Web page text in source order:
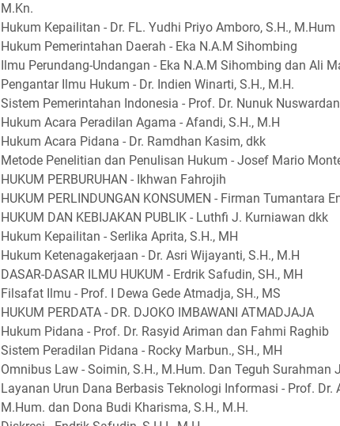
M.Kn.
Hukum Kepailitan - Dr. FL. Yudhi Priyo Amboro, S.H., M.Hum
Hukum Pemerintahan Daerah - Eka N.A.M Sihombing
Ilmu Perundang-Undangan - Eka N.A.M Sihombing dan Ali
Pengantar Ilmu Hukum - Dr. Indien Winarti, S.H., M.H.
Sistem Pemerintahan Indonesia - Prof. Dr. Nunuk
Hukum Acara Peradilan Agama - Afandi, S.H., M.H
Hukum Acara Pidana - Dr. Ramdhan Kasim, dkk
Metode Penelitian dan Penulisan Hukum - Josef Mario
HUKUM PERBURUHAN - Ikhwan Fahrojih
HUKUM PERLINDUNGAN KONSUMEN - Firman Tumantara
HUKUM DAN KEBIJAKAN PUBLIK - Luthfi J. Kurniawan dkk
Hukum Kepailitan - Serlika Aprita, S.H., MH
Hukum Ketenagakerjaan - Dr. Asri Wijayanti, S.H., M.H
DASAR-DASAR ILMU HUKUM - Erdrik Safudin, SH., MH
Filsafat Ilmu - Prof. I Dewa Gede Atmadja, SH., MS
HUKUM PERDATA - DR. DJOKO IMBAWANI ATMADJAJA
Hukum Pidana - Prof. Dr. Rasyid Ariman dan Fahmi Raghib
Sistem Peradilan Pidana - Rocky Marbun., SH., MH
Omnibus Law - Soimin, S.H., M.Hum. Dan Teguh Surahman
Layanan Urun Dana Berbasis Teknologi Informasi - Prof. Dr.
M.Hum. dan Dona Budi Kharisma, S.H., M.H.